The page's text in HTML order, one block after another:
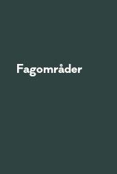
Fagområder